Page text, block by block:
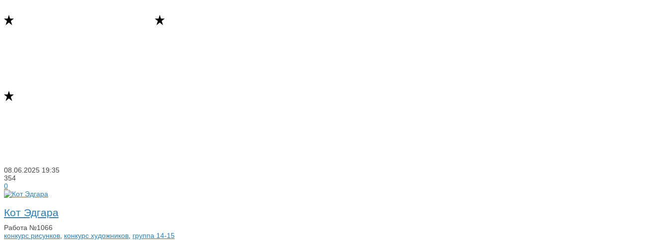
08.06.2025 19:35
354
0
Кот Эдгара
Работа №1066
конкурс рисунков конкурс художников группа 14-15